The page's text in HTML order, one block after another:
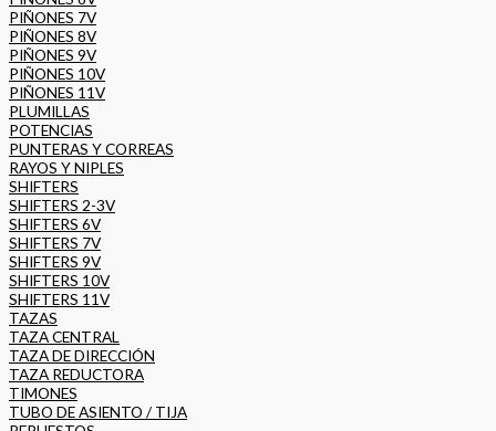
PIÑONES 7V
PIÑONES 8V
PIÑONES 9V
PIÑONES 10V
PIÑONES 11V
PLUMILLAS
POTENCIAS
PUNTERAS Y CORREAS
RAYOS Y NIPLES
SHIFTERS
SHIFTERS 2-3V
SHIFTERS 6V
SHIFTERS 7V
SHIFTERS 9V
SHIFTERS 10V
SHIFTERS 11V
TAZAS
TAZA CENTRAL
TAZA DE DIRECCIÓN
TAZA REDUCTORA
TIMONES
TUBO DE ASIENTO / TIJA